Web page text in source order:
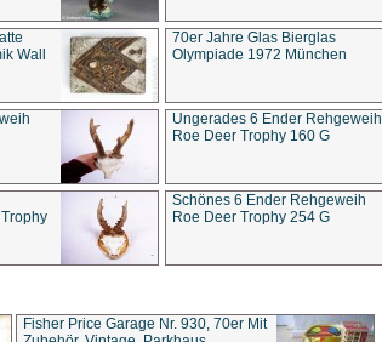
Wall
70er Jahre Glas Bierglas
Olympiade 1972 München
Ungerades 6 Ender Rehgeweih
Roe Deer Trophy 160 G
Schönes 6 Ender Rehgeweih
Roe Deer Trophy 254 G
Fisher Price Garage Nr. 930, 70er Mit